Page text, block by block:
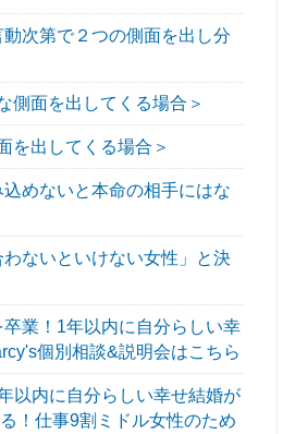
次第で２つの側面を出し分
側面を出してくる場合＞
を出してくる場合＞
めないと本命の相手にはな
わないといけない女性」と決
卒業！1年以内に自分らしい幸
個別相談&説明会はこちら
以内に自分らしい幸せ結婚が
！仕事9割ミドル女性のため